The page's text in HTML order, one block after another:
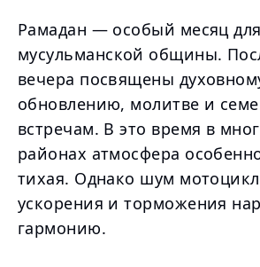
Рамадан — особый месяц для
мусульманской общины.
вечера посвящены
обновлению, молитве и
встречам. В это время в
районах атмосфера
тихая. Однако шум
ускорения и торможения
гармонию.